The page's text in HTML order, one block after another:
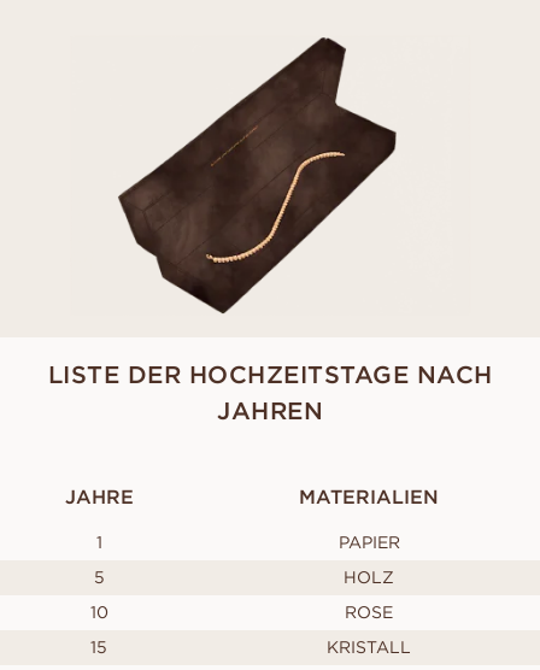
LISTE DER HOCHZEITSTAGE NACH
JAHREN
JAHRE MATERIALIEN
1
PAPIER
5
HOLZ
10
ROSE
15
KRISTALL